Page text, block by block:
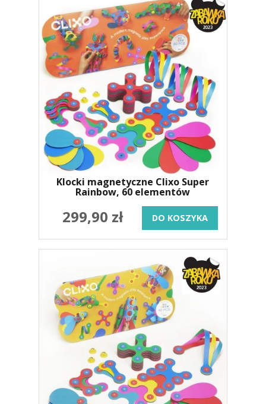
Klocki magnetyczne Clixo Super
Rainbow, 60 elementów
299,90 zł DO KOSZYKA